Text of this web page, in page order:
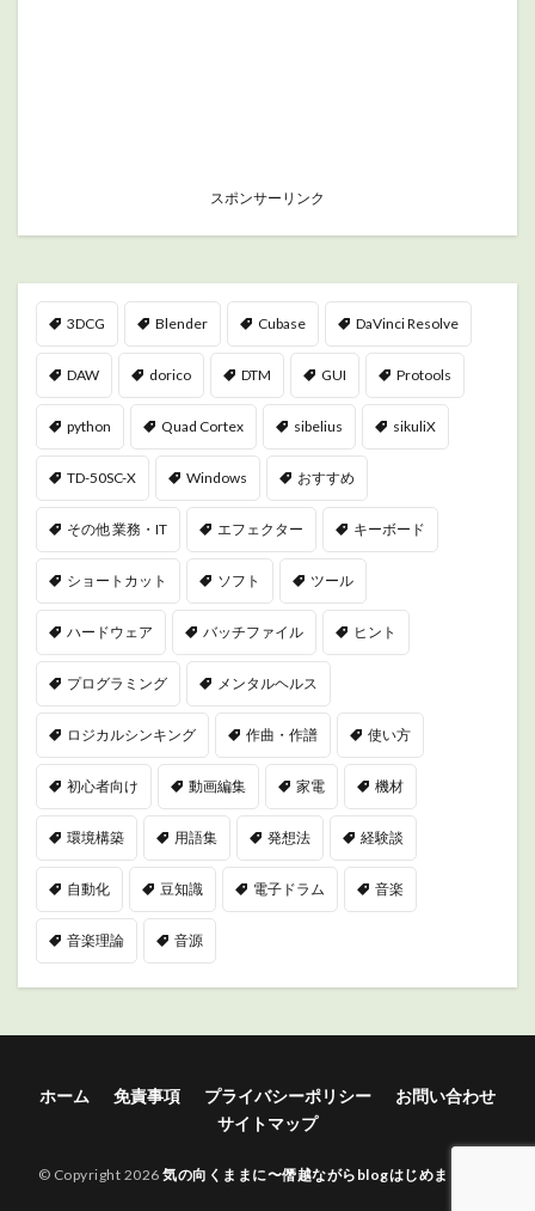
スポンサーリンク
3DCG Blender Cubase DaVinci Resolve
DAW dorico DTM GUI Protools
python Quad Cortex sibelius sikuliX
TD-50SC-X Windows おすすめ
その他 業務・IT エフェクター キーボード
ショートカット ソフト ツール
ハードウェア バッチファイル ヒント
プログラミング メンタルヘルス
ロジカルシンキング 作曲・作譜 使い方
初心者向け 動画編集 家電 機材
環境構築 用語集 発想法 経験談
自動化 豆知識 電子ドラム 音楽
音楽理論 音源
ホーム 免責事項 プライバシーポリシー
お問い合わせ
サイトマップ
© Copyright 2026 気の向くままに〜僭越ながらblogはじめました〜